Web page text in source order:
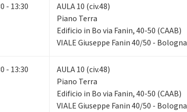
- 13:30
AULA 10 (civ.48)
Piano Terra
Edificio in Bo via Fanin, 40-50 (CAAB)
VIALE Giuseppe Fanin 40/50 - Bologna
- 13:30
AULA 10 (civ.48)
Piano Terra
Edificio in Bo via Fanin, 40-50 (CAAB)
VIALE Giuseppe Fanin 40/50 - Bologna